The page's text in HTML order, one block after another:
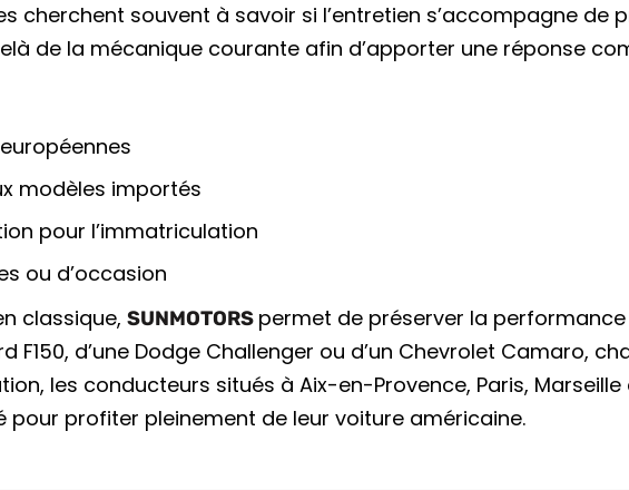
cherchent souvent à savoir si l’entretien s’accompagne de
de la mécanique courante afin d’apporter une réponse
modèles importés
pour l’immatriculation
ou d’occasion
classique, SUNMOTORS permet de préserver la
F150, d’une Dodge Challenger ou d’un Chevrolet Camaro,
les conducteurs situés à Aix-en-Provence, Paris, Marseille
profiter pleinement de leur voiture américaine.